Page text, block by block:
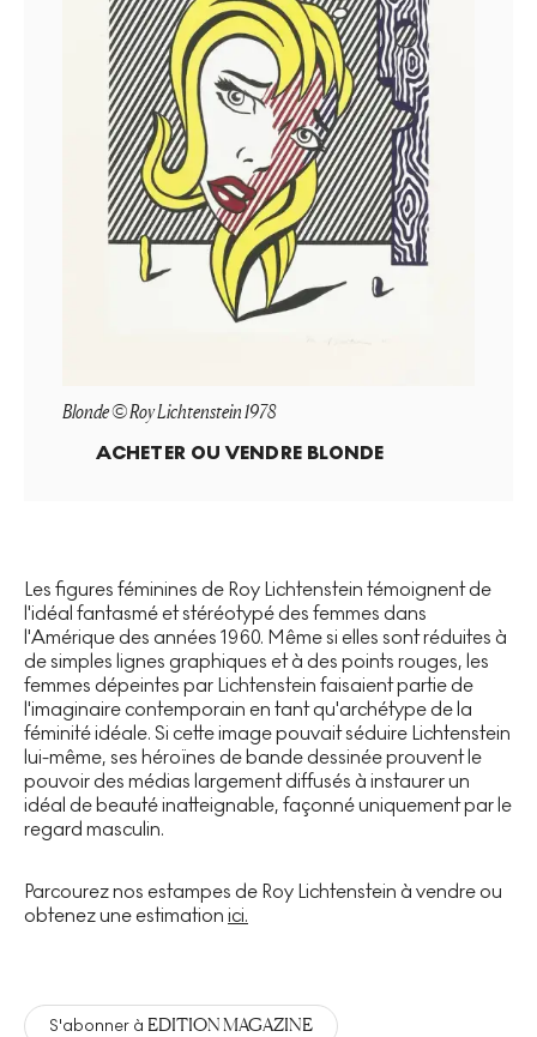
Blonde © Roy Lichtenstein 1978
ACHETER OU VENDRE BLONDE
Les figures féminines de Roy Lichtenstein témoignent de
l'idéal fantasmé et stéréotypé des femmes dans
l'Amérique des années 1960. Même si elles sont réduites à
de simples lignes graphiques et à des points rouges, les
femmes dépeintes par Lichtenstein faisaient partie de
l'imaginaire contemporain en tant qu'archétype de la
féminité idéale. Si cette image pouvait séduire Lichtenstein
lui-même, ses héroïnes de bande dessinée prouvent le
pouvoir des médias largement diffusés à instaurer un
idéal de beauté inatteignable, façonné uniquement par le
regard masculin.
Parcourez nos estampes de Roy Lichtenstein à vendre ou
obtenez une estimation ici.
S'abonner à EDITION MAGAZINE